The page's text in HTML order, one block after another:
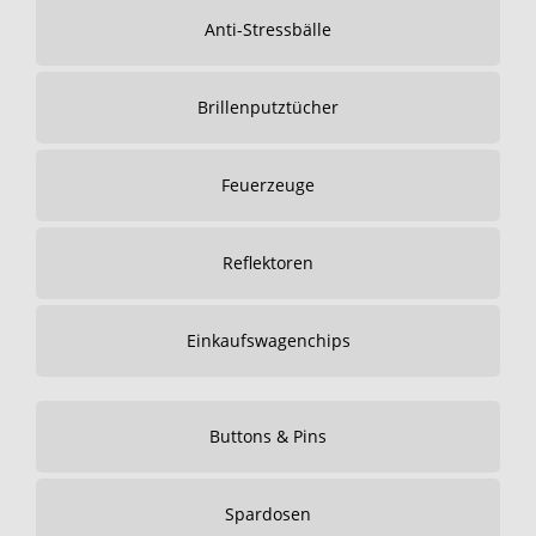
Anti-Stressbälle
Brillenputztücher
Feuerzeuge
Reflektoren
Einkaufswagenchips
Buttons & Pins
Spardosen